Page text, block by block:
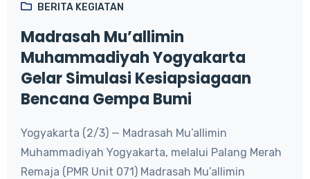
BERITA KEGIATAN
Madrasah Mu’allimin
Muhammadiyah Yogyakarta
Gelar Simulasi Kesiapsiagaan
Bencana Gempa Bumi
Yogyakarta (2/3) — Madrasah Mu’allimin
Muhammadiyah Yogyakarta, melalui Palang Merah
Remaja (PMR Unit 071) Madrasah Mu’allimin